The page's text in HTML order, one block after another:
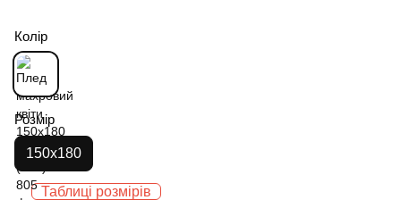
Колір
Розмір
150х180
Таблиці розмірів